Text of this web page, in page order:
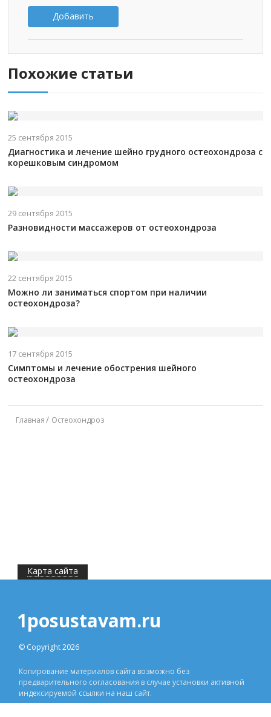
Добавить
Похожие статьи
25 сентября 2015
Диагностика и лечение шейно грудного остеохондроза с
корешковым синдромом
29 сентября 2015
Разновидности массажеров от остеохондроза
22 сентября 2015
Можно ли заниматься спортом при наличии
остеохондроза?
17 сентября 2015
Симптомы и лечение обострения шейного
остеохондроза
Главная Остеохондроз
Карта сайта
1posustavam.ru
© Copyright 2026
Копирование материалов сайта возможно без
предварительного согласования в случае установки активной
индексируемой ссылки на наш сайт.